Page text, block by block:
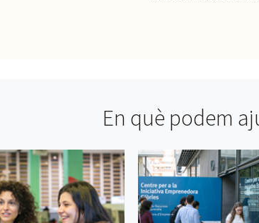
En què podem